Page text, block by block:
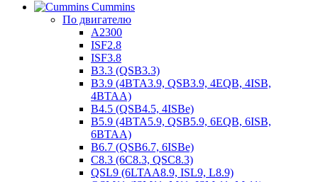
Cummins
По двигателю
A2300
ISF2.8
ISF3.8
B3.3 (QSB3.3)
B3.9 (4BTA3.9, QSB3.9, 4EQB, 4ISB,
4BTAA)
B4.5 (QSB4.5, 4ISBe)
B5.9 (4BTA5.9, QSB5.9, 6EQB, 6ISB,
6BTAA)
B6.7 (QSB6.7, 6ISBe)
C8.3 (6C8.3, QSC8.3)
QSL9 (6LTAA8.9, ISL9, L8.9)